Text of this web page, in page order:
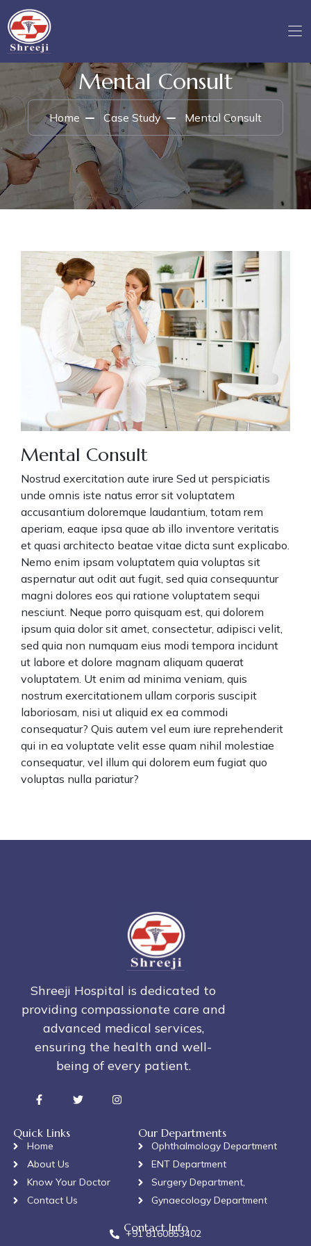
Mental Consult
Home Case Study Mental Consult
Mental Consult
Nostrud exercitation aute irure Sed ut perspiciatis
unde omnis iste natus error sit voluptatem
accusantium doloremque laudantium, totam rem
aperiam, eaque ipsa quae ab illo inventore veritatis
et quasi architecto beatae vitae dicta sunt explicabo.
Nemo enim ipsam voluptatem quia voluptas sit
aspernatur aut odit aut fugit, sed quia consequuntur
magni dolores eos qui ratione voluptatem sequi
nesciunt. Neque porro quisquam est, qui dolorem
ipsum quia dolor sit amet, consectetur, adipisci velit,
sed quia non numquam eius modi tempora incidunt
ut labore et dolore magnam aliquam quaerat
voluptatem. Ut enim ad minima veniam, quis
nostrum exercitationem ullam corporis suscipit
laboriosam, nisi ut aliquid ex ea commodi
consequatur? Quis autem vel eum iure reprehenderit
qui in ea voluptate velit esse quam nihil molestiae
consequatur, vel illum qui dolorem eum fugiat quo
voluptas nulla pariatur?
Shreeji Hospital is dedicated to
providing compassionate care and
advanced medical services,
ensuring the health and well-
being of every patient.
Quick Links
Home
About Us
Know Your Doctor
Contact Us
Our Departments
Ophthalmology Department
ENT Department
Surgery Department,
Gynaecology Department
Contact Info
+91 8160853402